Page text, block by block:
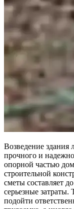
Возведение здания
прочного и
опорной частью
строительной
сметы составляет
серьезные затраты.
подойти